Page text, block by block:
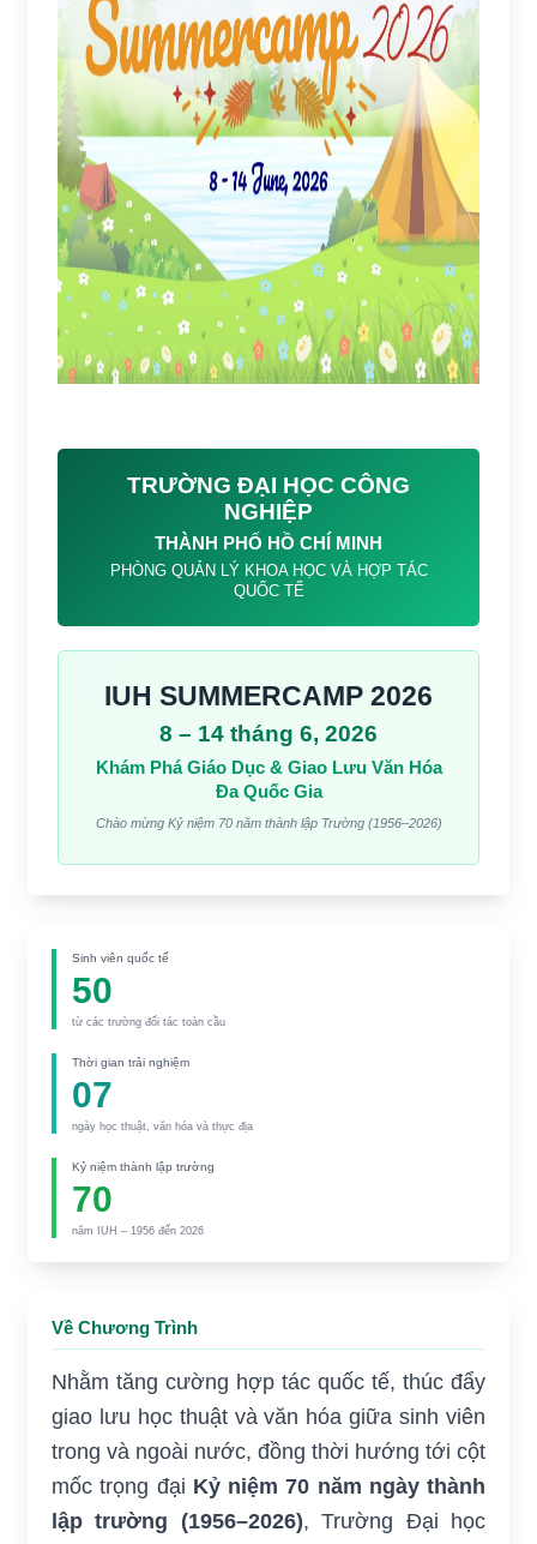
TRƯỜNG ĐẠI HỌC CÔNG
NGHIỆP
THÀNH PHỐ HỒ CHÍ MINH
PHÒNG QUẢN LÝ KHOA HỌC VÀ HỢP TÁC
QUỐC TẾ
IUH SUMMERCAMP 2026
8 – 14 tháng 6, 2026
Khám Phá Giáo Dục & Giao Lưu Văn Hóa
Đa Quốc Gia
Chào mừng Kỷ niệm 70 năm thành lập Trường (1956–2026)
Sinh viên quốc tế
50
từ các trường đối tác toàn cầu
Thời gian trải nghiệm
07
ngày học thuật, văn hóa và thực địa
Kỷ niệm thành lập trường
70
năm IUH – 1956 đến 2026
Về Chương Trình
Nhằm tăng cường hợp tác quốc tế, thúc đẩy
giao lưu học thuật và văn hóa giữa sinh viên
trong và ngoài nước, đồng thời hướng tới cột
mốc trọng đại Kỷ niệm 70 năm ngày thành
lập trường (1956–2026), Trường Đại học